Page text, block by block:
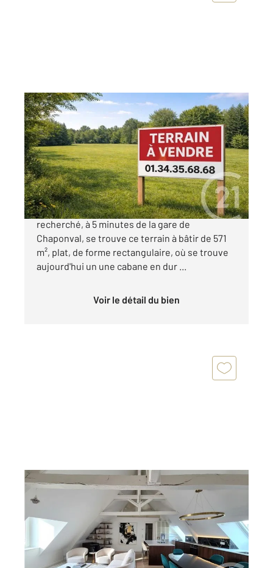
AUVERS SUR OISE 95
571 m
Ref : 677656
Terrain à vendre
149 000 €
À Auvers sur Oise, dans un quartier résidentiel
recherché, à 5 minutes de la gare de
Chaponval, se trouve ce terrain à bâtir de 571
m², plat, de forme rectangulaire, où se trouve
aujourd'hui un une cabane en dur ...
Voir le détail du bien
PONTOISE 95
52 m
Appartement F2 à vendre
188 000 €